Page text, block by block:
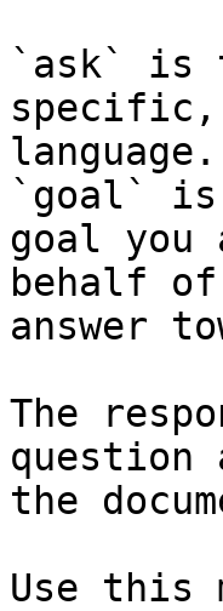
`ask` is
language.
`goal` is
goal
behalf
answer
The
question
the
Use this